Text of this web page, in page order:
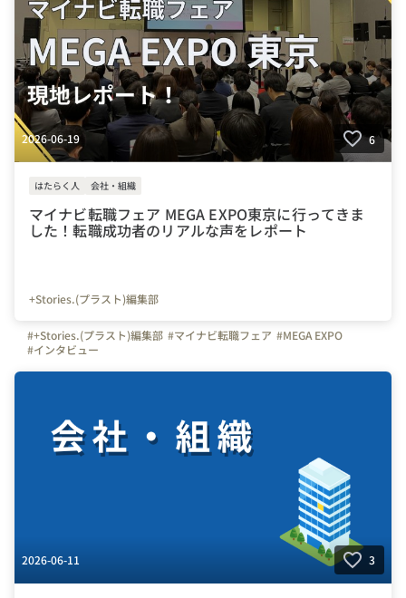
2026-06-19 6
はたらく人 会社・組織
マイナビ転職フェア MEGA EXPO東京に行ってきま
した！転職成功者のリアルな声をレポート
+Stories.(プラスト)編集部
#+Stories.(プラスト)編集部 #マイナビ転職フェア #MEGA EXPO
#インタビュー
2026-06-11 3